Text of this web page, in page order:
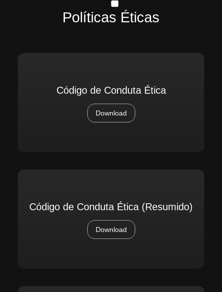
Políticas Éticas
Código de Conduta Ética
Download
Código de Conduta Ética (Resumido)
Download